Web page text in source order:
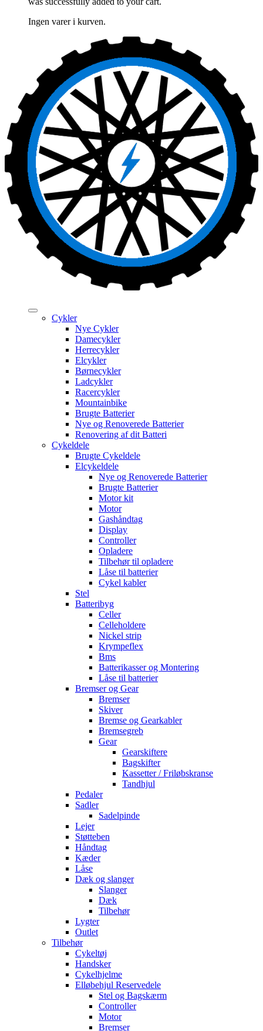
Ingen varer i kurven.
Cykler
Nye Cykler
Damecykler
Herrecykler
Elcykler
Børnecykler
Ladcykler
Racercykler
Mountainbike
Brugte Batterier
Nye og Renoverede Batterier
Renovering af dit Batteri
Cykeldele
Brugte Cykeldele
Elcykeldele
Nye og Renoverede Batterier
Brugte Batterier
Motor kit
Motor
Gashåndtag
Display
Controller
Opladere
Tilbehør til opladere
Låse til batterier
Cykel kabler
Stel
Batteribyg
Celler
Celleholdere
Nickel strip
Krympeflex
Bms
Batterikasser og Montering
Låse til batterier
Bremser og Gear
Bremser
Skiver
Bremse og Gearkabler
Bremsegreb
Gear
Gearskiftere
Bagskifter
Kassetter / Friløbskranse
Tandhjul
Pedaler
Sadler
Sadelpinde
Lejer
Støtteben
Håndtag
Kæder
Låse
Dæk og slanger
Slanger
Dæk
Tilbehør
Lygter
Outlet
Tilbehør
Cykeltøj
Handsker
Cykelhjelme
Elløbehjul Reservedele
Stel og Bagskærm
Controller
Motor
Bremser